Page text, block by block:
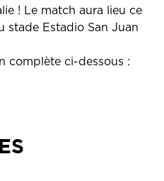
! Le match aura lieu ce
stade Estadio San Juan
complète ci-dessous :